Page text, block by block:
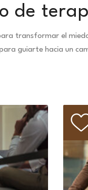
de
transformar el
guiarte hacia un